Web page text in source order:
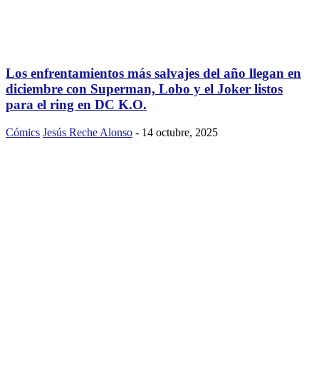
Los enfrentamientos más salvajes del año llegan en
diciembre con Superman, Lobo y el Joker listos
para el ring en DC K.O.
Cómics Jesús Reche Alonso - 14 octubre, 2025